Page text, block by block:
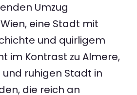
Umzug
eine Stadt mit
und quirligem
im Kontrast zu Almere,
ruhigen Stadt in
die reich an